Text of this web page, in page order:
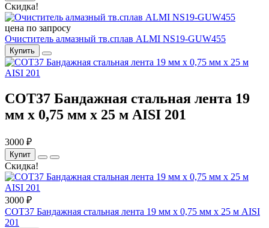
Скидка!
цена по запросу
Очиститель алмазный тв.сплав ALMI NS19-GUW455
Купить
COT37 Бандажная стальная лента 19
мм x 0,75 мм x 25 м AISI 201
3000 ₽
Купит
Скидка!
3000 ₽
COT37 Бандажная стальная лента 19 мм x 0,75 мм x 25 м AISI
201